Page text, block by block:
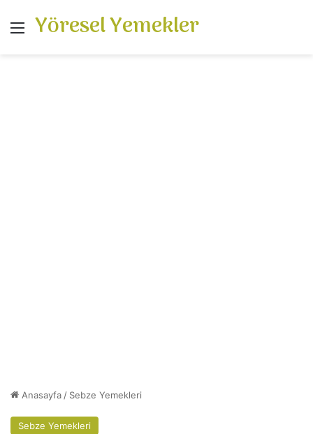
Menü
Yöresel Yemekler
Anasayfa / Sebze Yemekleri
Sebze Yemekleri